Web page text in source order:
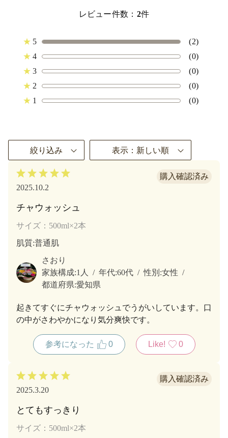
レビュー件数： 2件
★ 5
(2)
★ 4
(0)
★ 3
(0)
★ 2
(0)
★ 1 (0)
絞り込み 表示：新しい順
2025.10.2
チャウォッシュ
サイズ：500ml×2本
肌質:普通肌
さおり
家族構成:1人 年代:60代 性別:女性
都道府県:愛知県
起きてすぐにチャウォッシュでうがいしています。口
の中がさわやかになり気分爽快です。
参考になった 0 Like! 0
2025.3.20
とてもすっきり
サイズ：500ml×2本